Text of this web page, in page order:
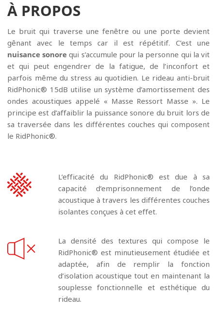
À PROPOS
Le bruit qui traverse une fenêtre ou une porte devient
gênant avec le temps car il est répétitif. C’est une
nuisance sonore qui s’accumule pour la personne qui la vit
et qui peut engendrer de la fatigue, de l’inconfort et
parfois même du stress au quotidien. Le rideau anti-bruit
RidPhonic® 15dB utilise un système d’amortissement des
ondes acoustiques appelé « Masse Ressort Masse ». Le
principe est d’affaiblir la puissance sonore du bruit lors de
sa traversée dans les différentes couches qui composent
le RidPhonic®.
L’efficacité du RidPhonic® est due à sa
capacité d’emprisonnement de l’onde
acoustique à travers les différentes couches
isolantes conçues à cet effet.
La densité des textures qui compose le
RidPhonic® est minutieusement étudiée et
adaptée, afin de remplir la fonction
d’isolation acoustique tout en maintenant la
souplesse fonctionnelle et esthétique du
rideau.